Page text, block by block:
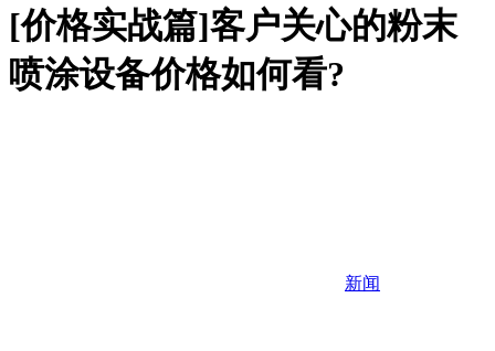
[价格实战篇]客户关心的粉末
喷涂设备价格如何看?
新闻